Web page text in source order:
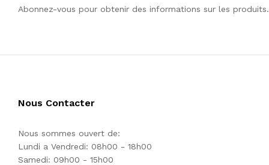
Abonnez-vous pour obtenir des informations sur les produits.
Nous Contacter
Nous sommes ouvert de:
Lundi a Vendredi: 08h00 - 18h00
Samedi: 09h00 - 15h00